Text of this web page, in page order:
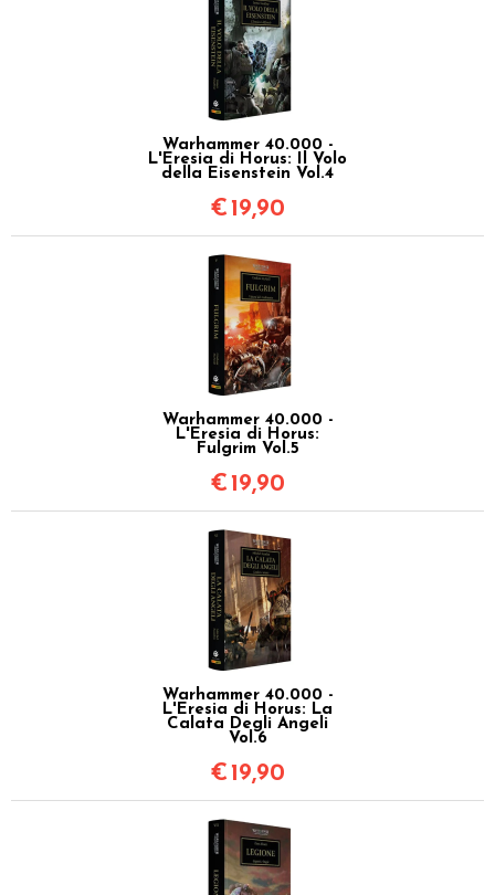
Warhammer 40.000 -
L'Eresia di Horus: Il Volo
della Eisenstein Vol.4
€ 19,90
Warhammer 40.000 -
L'Eresia di Horus:
Fulgrim Vol.5
€ 19,90
Warhammer 40.000 -
L'Eresia di Horus: La
Calata Degli Angeli
Vol.6
€ 19,90